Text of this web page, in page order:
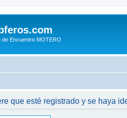
de Encuentro MOTERO
que esté registrado y se haya